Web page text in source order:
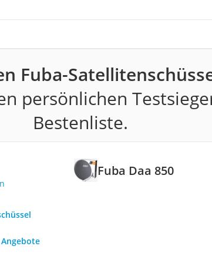
Fuba-
persönlichen
Bestenliste.
Fuba Daa 850